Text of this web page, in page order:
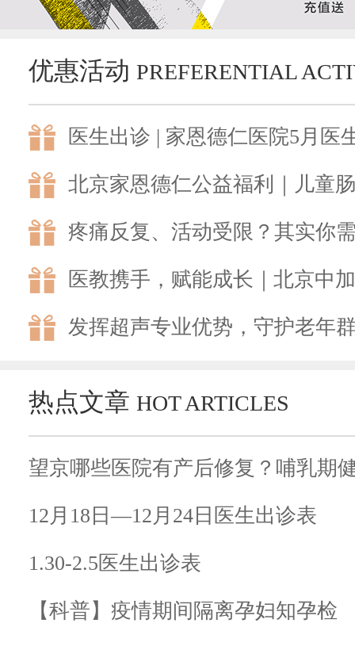
优惠活动 PREFERENTIAL
医生出诊 | 家恩德仁医院5月医
北京家恩德仁公益福利｜儿童
疼痛反复、活动受限？其实你
热点文章 HOT ARTICLES
望京哪些医院有产后修复？哺乳期
12月18日—12月24日医生出诊表
1.30-2.5医生出诊表
【科普】疫情期间隔离孕妇知孕检